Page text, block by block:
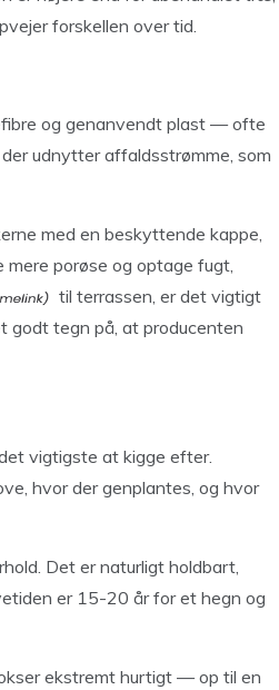
forskellen over tid.
og genanvendt plast — ofte
udnytter affaldsstrømme, som
med en beskyttende kappe,
porøse og optage fugt,
til terrassen, er det vigtigt
godt tegn på, at producenten
vigtigste at kigge efter.
hvor der genplantes, og hvor
Det er naturligt holdbart,
er 15-20 år for et hegn og
ekstremt hurtigt — op til en